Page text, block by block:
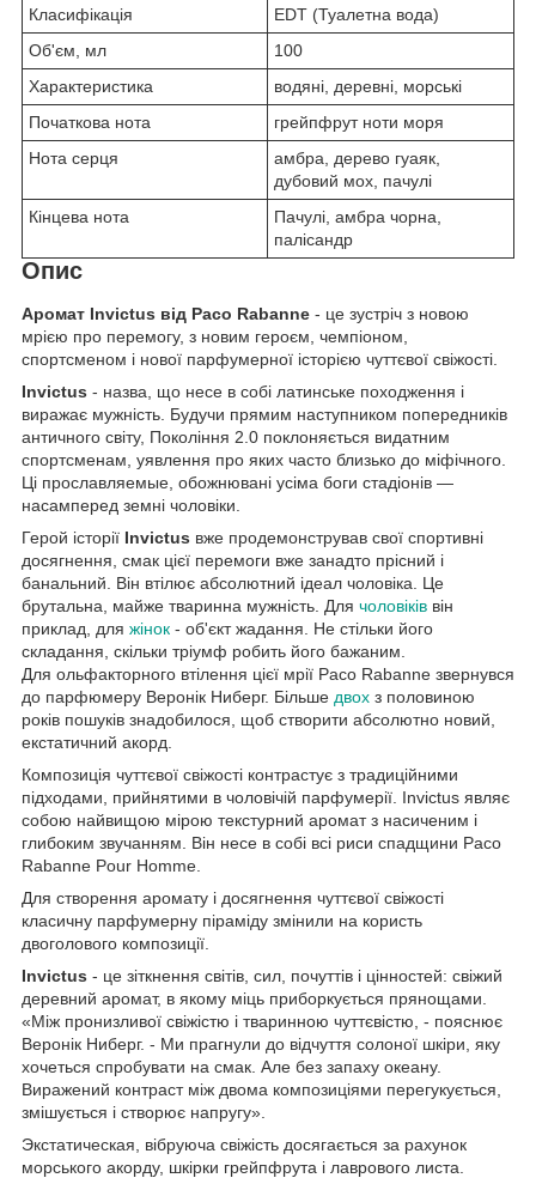
Класифікація
EDT (Туалетна вода)
Об'єм, мл
100
Характеристика
водяні, деревні, морські
Початкова нота
грейпфрут ноти моря
Нота серця
амбра, дерево гуаяк,
дубовий мох, пачулі
Кінцева нота
Пачулі, амбра чорна,
палісандр
Опис
Аромат Invictus від Paco Rabanne - це зустріч з новою
мрією про перемогу, з новим героєм, чемпіоном,
спортсменом і нової парфумерної історією чуттєвої свіжості.
Invictus - назва, що несе в собі латинське походження і
виражає мужність. Будучи прямим наступником попередників
античного світу, Покоління 2.0 поклоняється видатним
спортсменам, уявлення про яких часто близько до міфічного.
Ці прославляемые, обожнювані усіма боги стадіонів —
насамперед земні чоловіки.
Герой історії Invictus вже продемонстрував свої спортивні
досягнення, смак цієї перемоги вже занадто прісний і
банальний. Він втілює абсолютний ідеал чоловіка. Це
брутальна, майже тваринна мужність. Для чоловіків він
приклад, для жінок - об'єкт жадання. Не стільки його
складання, скільки тріумф робить його бажаним.
Для ольфакторного втілення цієї мрії Paco Rabanne звернувся
до парфюмеру Веронік Ниберг. Більше двох з половиною
років пошуків знадобилося, щоб створити абсолютно новий,
екстатичний акорд.
Композиція чуттєвої свіжості контрастує з традиційними
підходами, прийнятими в чоловічій парфумерії. Invictus являє
собою найвищою мірою текстурний аромат з насиченим і
глибоким звучанням. Він несе в собі всі риси спадщини Paco
Rabanne Pour Homme.
Для створення аромату і досягнення чуттєвої свіжості
класичну парфумерну піраміду змінили на користь
двоголового композиції.
Invictus - це зіткнення світів, сил, почуттів і цінностей: свіжий
деревний аромат, в якому міць приборкується прянощами.
«Між пронизливої свіжістю і тваринною чуттєвістю, - пояснює
Веронік Ниберг. - Ми прагнули до відчуття солоної шкіри, яку
хочеться спробувати на смак. Але без запаху океану.
Виражений контраст між двома композиціями перегукується,
змішується і створює напругу».
Экстатическая, вібруюча свіжість досягається за рахунок
морського акорду, шкірки грейпфрута і лаврового листа.